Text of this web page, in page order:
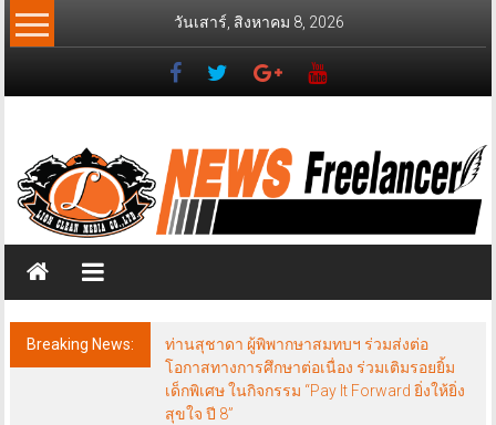
Skip
to
วันเสาร์, สิงหาคม 8, 2026
News
Freelancer
วส์
ฟรี
แลน
เซอร์
Breaking News:
ท่านสุชาดา ผู้พิพากษาสมทบฯ ร่วมส่งต่อ
โอกาสทางการศึกษาต่อเนื่อง ร่วมเติมรอยยิ้ม
เด็กพิเศษ ในกิจกรรม “Pay It Forward ยิ่งให้ยิ่ง
สุขใจ ปี 8”